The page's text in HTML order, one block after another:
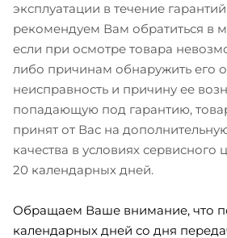
эксплуатации в течение
рекомендуем Вам обратиться в
если при осмотре товара
либо причинам обнаружить его
неисправность и причину ее
попадающую под гарантию,
принят от Вас на
качества в условиях сервисного
20 календарных дней.
Обращаем Ваше внимание, что
календарных дней со дня